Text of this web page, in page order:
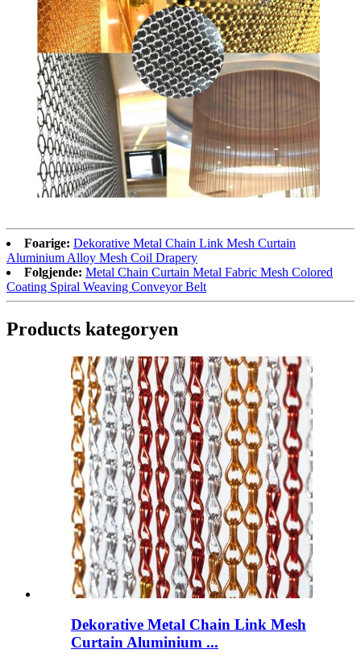
Foarige: Dekorative Metal Chain Link Mesh Curtain
Aluminium Alloy Mesh Coil Drapery
Folgjende: Metal Chain Curtain Metal Fabric Mesh Colored
Coating Spiral Weaving Conveyor Belt
Products kategoryen
Dekorative Metal Chain Link Mesh
Curtain Aluminium ...